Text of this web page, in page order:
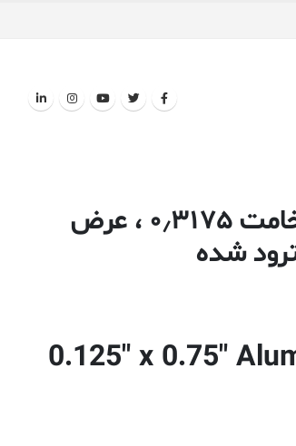
میل مستطیل (تسمه) آلومینیوم – ضخامت ۰٫۳۱۷۵ ، عرض
0.125″ x 0.75″